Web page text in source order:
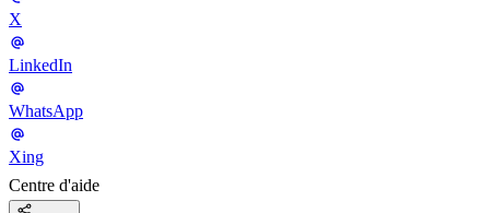
X
LinkedIn
WhatsApp
Xing
Centre d'aide